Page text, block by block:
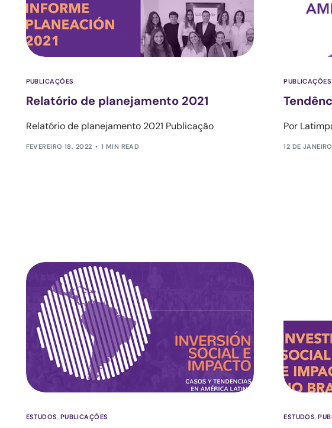
PUBLICAÇÕES
Relatório de planejamento 2021
Relatório de planejamento 2021 Publicação
FEVEREIRO 18, 2022 1 MIN READ
PUBLICAÇÕES
Por
12 DE
ESTUDOS, PUBLICAÇÕES ESTUDOS,